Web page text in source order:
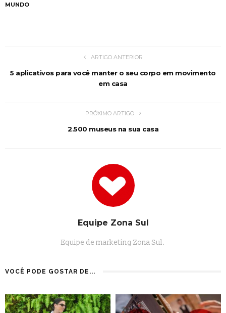
MUNDO
ARTIGO ANTERIOR
5 aplicativos para você manter o seu corpo em movimento
em casa
PRÓXIMO ARTIGO
2.500 museus na sua casa
Equipe Zona Sul
Equipe de marketing Zona Sul.
VOCÊ PODE GOSTAR DE...